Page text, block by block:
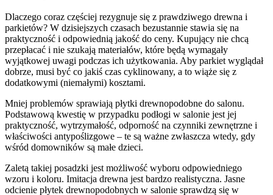
Dlaczego coraz częściej rezygnuje się z prawdziwego drewna i
parkietów? W dzisiejszych czasach bezustannie stawia się na
praktyczność i odpowiednią jakość do ceny. Kupujący nie chcą
przepłacać i nie szukają materiałów, które będą wymagały
wyjątkowej uwagi podczas ich użytkowania. Aby parkiet wyglądał
dobrze, musi być co jakiś czas cyklinowany, a to wiąże się z
dodatkowymi (niemałymi) kosztami.
Mniej problemów sprawiają płytki drewnopodobne do salonu.
Podstawową kwestię w przypadku podłogi w salonie jest jej
praktyczność, wytrzymałość, odporność na czynniki zewnętrzne i
właściwości antypoślizgowe – te są ważne zwłaszcza wtedy, gdy
wśród domowników są małe dzieci.
Zaletą takiej posadzki jest możliwość wyboru odpowiedniego
wzoru i koloru. Imitacja drewna jest bardzo realistyczna. Jasne
odcienie płytek drewnopodobnych w salonie sprawdzą się w